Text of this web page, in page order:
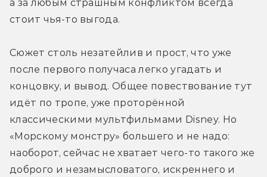
а за любым страшным конфликтом всегда
стоит чья-то выгода.
Сюжет столь незатейлив и прост, что уже
после первого получаса легко угадать и
концовку, и вывод. Общее повествование тут
идёт по тропе, уже проторённой
классическими мультфильмами Disney. Но
«Морскому монстру» большего и не надо:
наоборот, сейчас не хватает чего-то такого же
доброго и незамысловатого, искреннего и